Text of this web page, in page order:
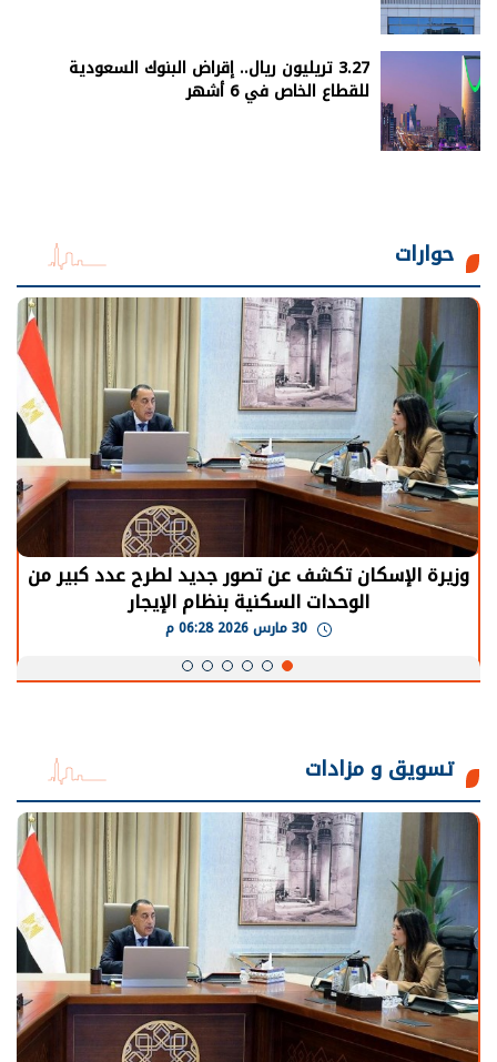
3.27 تريليون ريال.. إقراض البنوك السعودية
للقطاع الخاص في 6 أشهر
حوارات
الرئيس السيسي: توقف الأنشطة في قطاع الطاقة
يحتاج إلى سنوات لعودة معدلات الإنتاج الطبيعية
تسويق و مزادات